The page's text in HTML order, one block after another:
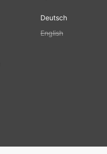
Deutsch
English